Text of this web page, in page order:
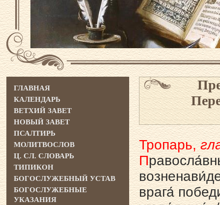
Тропарь,
П
врага́
ГЛАВНАЯ
КАЛЕНДАРЬ
ВЕТХИЙ ЗАВЕТ
НОВЫЙ ЗАВЕТ
ПСАЛТИРЬ
МОЛИТВОСЛОВ
Ц. СЛ. СЛОВАРЬ
ТИПИКОН
БОГОСЛУЖЕБНЫЙ УСТАВ
БОГОСЛУЖЕБНЫЕ
УКАЗАНИЯ